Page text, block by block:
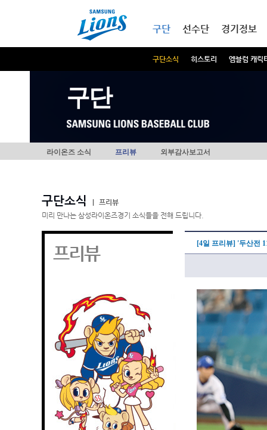
구단
구단소식 히스토리 엠블럼 캐릭
선수단 경기정보
구단
라이온즈 소식 프리뷰 외부감사보고서
구단소식
프리뷰
미리 만나는 삼성라이온즈경기 소식들을 전해 드립니다.
프리뷰 [4일 프리뷰] '두산전